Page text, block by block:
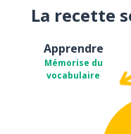
La recette
Apprendre
Mémorise du
vocabulaire